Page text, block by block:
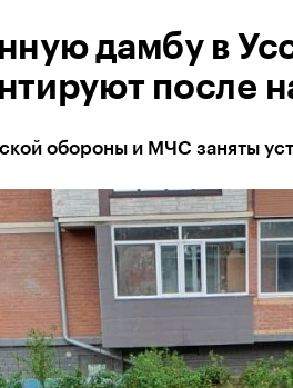
дамбу в
после
обороны и МЧС заняты